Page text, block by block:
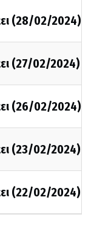
(28/02/2024)
(27/02/2024)
(26/02/2024)
(23/02/2024)
(22/02/2024)